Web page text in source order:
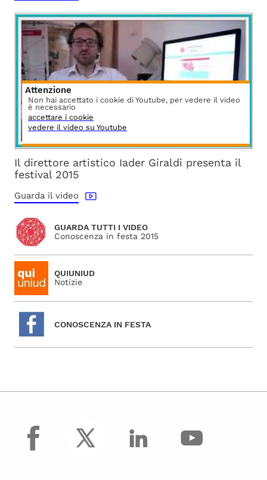
Attenzione
Non hai accettato i cookie di Youtube, per vedere il video
è necessario
accettare i cookie
vedere il video su Youtube
Il direttore artistico Iader Giraldi presenta il
festival 2015
Guarda il video
GUARDA TUTTI I VIDEO
Conoscenza in festa 2015
QUIUNIUD
Notizie
CONOSCENZA IN FESTA
facebook